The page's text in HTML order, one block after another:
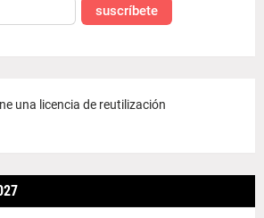
suscríbete
una licencia de reutilización